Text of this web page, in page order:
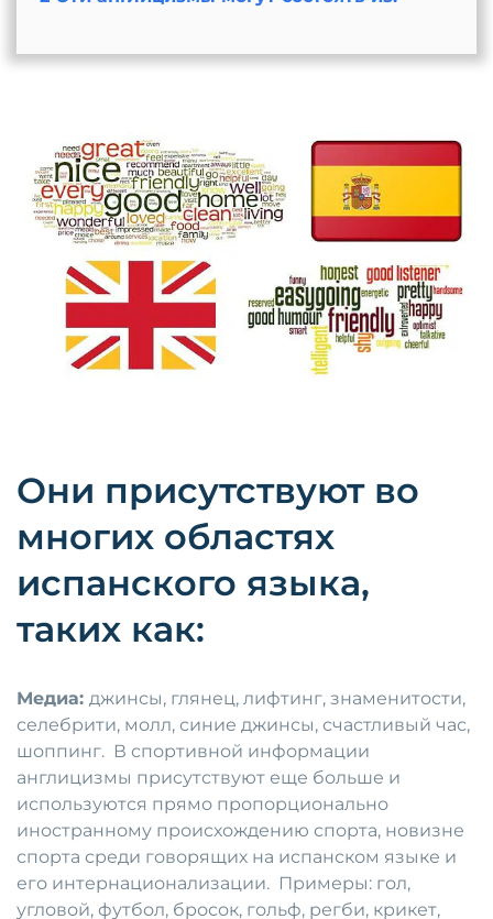
Они присутствуют во
многих областях
испанского языка,
таких как:
Медиа: джинсы, глянец, лифтинг, знаменитости,
селебрити, молл, синие джинсы, счастливый час,
шоппинг. В спортивной информации
англицизмы присутствуют еще больше и
используются прямо пропорционально
иностранному происхождению спорта, новизне
спорта среди говорящих на испанском языке и
его интернационализации. Примеры: гол,
угловой, футбол, бросок, гольф, регби, крикет,